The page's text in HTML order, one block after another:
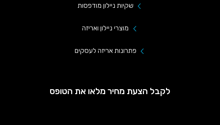
שקיות ניילון מודפסות
מוצרי ניילון ואריזה
פתרונות אריזה לעסקים
לקבל הצעת מחיר מלאו את הטופס